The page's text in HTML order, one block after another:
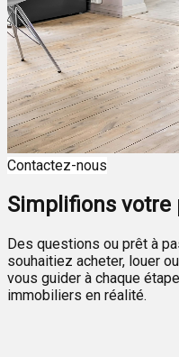
Contactez-nous
Simplifions
Des questions ou prêt à
souhaitiez acheter, louer
vous guider à chaque
immobiliers en réalité.